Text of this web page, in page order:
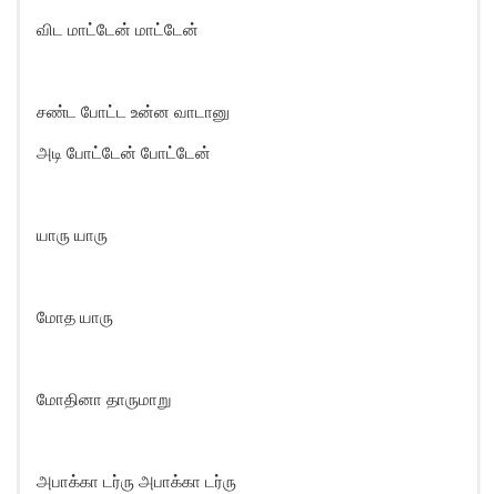
விட மாட்டேன் மாட்டேன்
சண்ட போட்ட உன்ன வாடானு
அடி போட்டேன் போட்டேன்
யாரு யாரு
மோத யாரு
மோதினா தாருமாறு
அபாக்கா டர்ரு அபாக்கா டர்ரு